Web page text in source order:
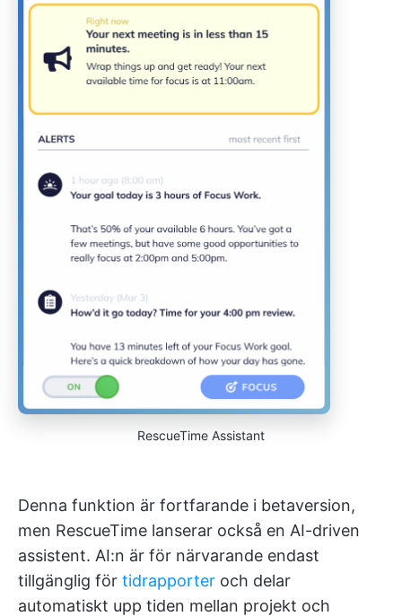
RescueTime Assistant
Denna funktion är fortfarande i betaversion,
men RescueTime lanserar också en AI-driven
assistent. AI:n är för närvarande endast
tillgänglig för tidrapporter och delar
automatiskt upp tiden mellan projekt och